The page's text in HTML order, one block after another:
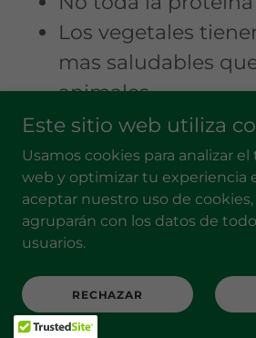
Los vegetales
mas saludables
animales
Cena de año
mexicana
Este sitio web utiliza
Usamos cookies para analizar
web y optimizar tu experiencia
aceptar nuestro uso de
agruparán con los datos de
usuarios.
RECHAZAR